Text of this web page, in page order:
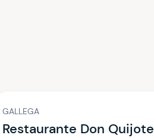
GALLEGA
Restaurante Don Quijote